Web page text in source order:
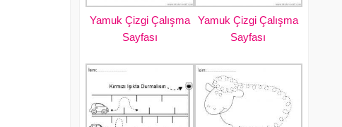
Yamuk Çizgi Çalışma
Sayfası
Yamuk Çizgi Çalışma
Sayfası